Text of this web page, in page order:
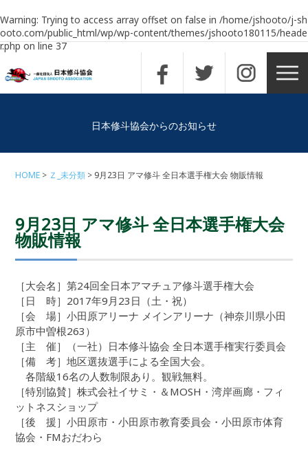
Warning: Trying to access array offset on false in /home/jshooto/j-sh
ooto.com/public_html/wp/wp-content/themes/jshooto180115/heade
r.phpon line37
日本修斗協会からのお知らせ
HOME Ｚ_未分類 9月23日 アマ修斗 全日本選手権大会 物販情報
9月23日 アマ修斗 全日本選手権大会
物販情報
［大会名］第24回全日本アマチュア修斗選手権大会
［日 時］2017年9月23日（土・祝）
［会 場］小田原アリーナ メインアリーナ（神奈川県小田
原市中曽根263）
［主 催］（一社）日本修斗協会 全日本選手権実行委員会
［備 考］地区選抜選手による全国大会。
各階級16名の人数制限あり。観戦無料。
［特別協賛］株式会社イサミ・＆MOSH・湾岸画廊・フィ
ットネスショップ
［後 援］小田原市・小田原市教育委員会・小田原市体育
協会・FMおだわら